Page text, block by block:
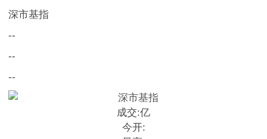
深市基指
--
--
--
成交:亿
今开: